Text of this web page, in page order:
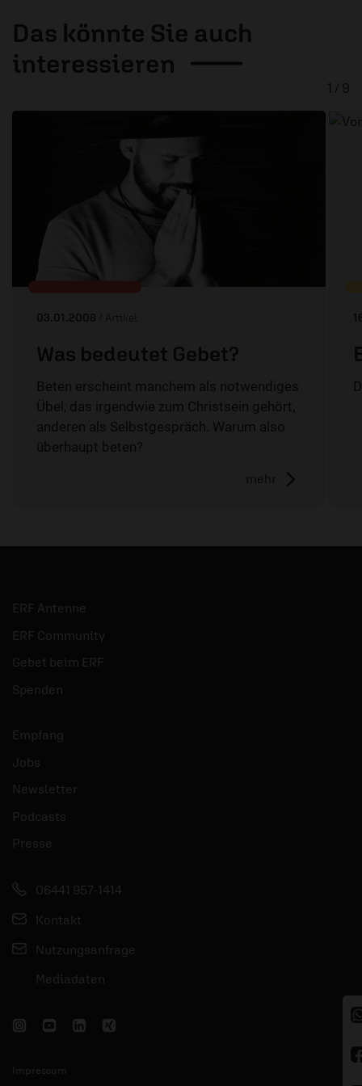
Das könnte Sie auch
interessieren
03.01.2008 / Artikel
Was bedeutet Gebet?
Beten erscheint manchem als notwendiges
Übel, das irgendwie zum Christsein gehört,
anderen als Selbstgespräch. Warum also
überhaupt beten?
mehr
1 / 9
ERF Antenne
ERF Community
Gebet beim ERF
Spenden
Empfang
Jobs
Newsletter
Podcasts
Presse
06441 957-1414
Kontakt
Nutzungsanfrage
Mediadaten
Impressum